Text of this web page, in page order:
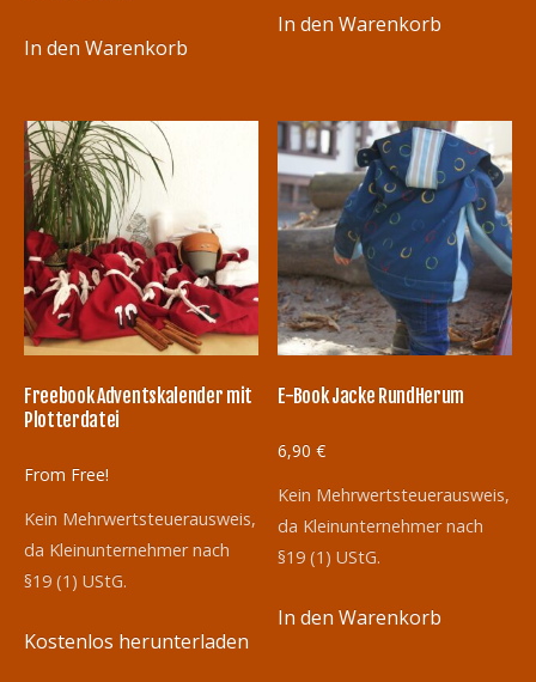
In den Warenkorb
In den Warenkorb
Freebook Adventskalender mit
Plotterdatei
From Free!
Kein Mehrwertsteuerausweis,
da Kleinunternehmer nach
§19 (1) UStG.
Kostenlos herunterladen
E-Book Jacke RundHerum
6,90€
Kein Mehrwertsteuerausweis,
da Kleinunternehmer nach
§19 (1) UStG.
In den Warenkorb